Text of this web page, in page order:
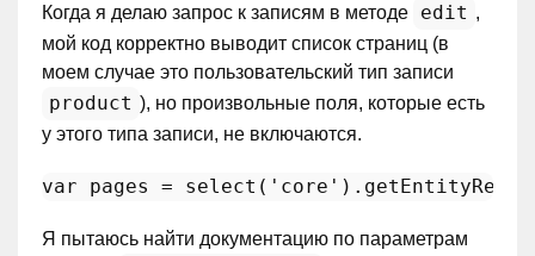
Когда я делаю запрос к записям в методе edit ,
мой код корректно выводит список страниц (в
моем случае это пользовательский тип записи
product ), но произвольные поля, которые есть
у этого типа записи, не включаются.
var pages = select ( 'core' ).
Я пытаюсь найти документацию по параметрам